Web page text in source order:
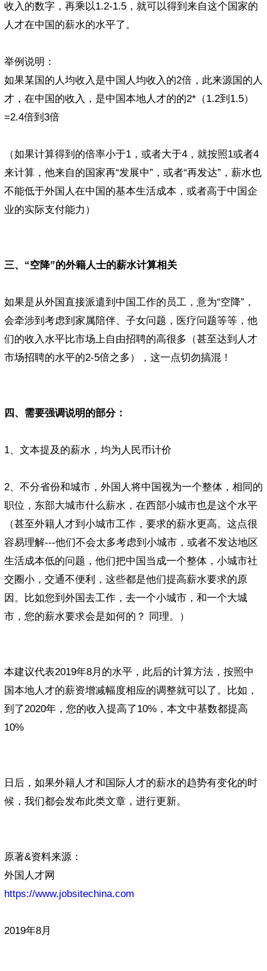
收入的数字，再乘以1.2-1.5，就可以得到来自这个国家的
人才在中国的薪水的水平了。
举例说明：
如果某国的人均收入是中国人均收入的2倍，此来源国的人
才，在中国的收入，是中国本地人才的的2*（1.2到1.5）
=2.4倍到3倍
（如果计算得到的倍率小于1，或者大于4，就按照1或者4
来计算，他来自的国家再“发展中”，或者“再发达”，薪水也
不能低于外国人在中国的基本生活成本，或者高于中国企
业的实际支付能力）
三、“空降”的外籍人士的薪水计算相关
如果是从外国直接派遣到中国工作的员工，意为“空降”，
会牵涉到考虑到家属陪伴、子女问题，医疗问题等等，他
们的收入水平比市场上自由招聘的高很多（甚至达到人才
市场招聘的水平的2-5倍之多），这一点切勿搞混！
四、需要强调说明的部分：
1、文本提及的薪水，均为人民币计价
2、不分省份和城市，外国人将中国视为一个整体，相同的
职位，东部大城市什么薪水，在西部小城市也是这个水平
（甚至外籍人才到小城市工作，要求的薪水更高。这点很
容易理解---他们不会太多考虑到小城市，或者不发达地区
生活成本低的问题，他们把中国当成一个整体，小城市社
交圈小，交通不便利，这些都是他们提高薪水要求的原
因。比如您到外国去工作，去一个小城市，和一个大城
市，您的薪水要求会是如何的？ 同理。）
本建议代表2019年8月的水平，此后的计算方法，按照中
国本地人才的薪资增减幅度相应的调整就可以了。比如，
到了2020年，您的收入提高了10%，本文中基数都提高
10%
日后，如果外籍人才和国际人才的薪水的趋势有变化的时
候，我们都会发布此类文章，进行更新。
原著&资料来源：
外国人才网
https://www.jobsitechina.com
2019年8月